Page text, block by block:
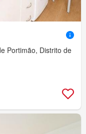
Portimão, Distrito de